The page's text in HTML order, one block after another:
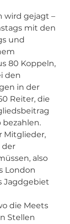
wird gejagt –
mit den
und
80 Koppeln,
den
in der
Reiter, die
bezahlen.
Mitglieder,
der
also
London
Jagdgebiet
die Meets
Stellen